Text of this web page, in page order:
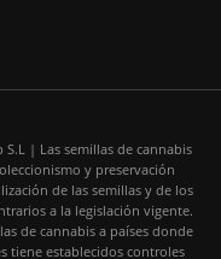
| Las semillas de cannabis
y preservación
de las semillas y de los
a la legislación vigente.
de cannabis a países donde
tiene establecidos controles